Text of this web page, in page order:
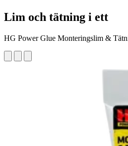
Lim och tätning i ett
HG Power Glue Monteringslim &